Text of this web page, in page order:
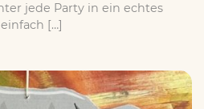
jede Party in ein echtes
[…]